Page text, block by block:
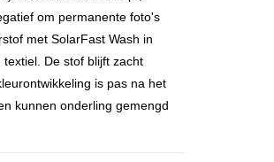
om permanente foto's
met SolarFast Wash in
De stof blijft zacht
is pas na het
kunnen onderling gemengd